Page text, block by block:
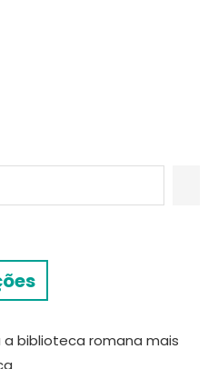
biblioteca romana mais